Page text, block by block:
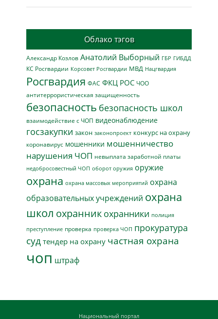
Облако тэгов
Александр Козлов Анатолий Выборный ГБР ГИБДД
КС Росгвардии Корсовет Росгвардии МВД Нацгвардия
Росгвардия ФАС ФКЦ РОС ЧОО
антитеррористическая защищенность
безопасность безопасность школ
взаимодействие с ЧОП видеонаблюдение
госзакупки закон законопроект конкурс на охрану
коронавирус мошенники мошенничество
нарушения ЧОП невыплата заработной платы
недобросовестный ЧОП оборот оружия оружие
охрана охрана массовых мероприятий охрана
образовательных учреждений охрана
школ охранник охранники полиция
преступление проверка проверка ЧОП прокуратура
суд тендер на охрану частная охрана
чоп штраф
Национальный портал